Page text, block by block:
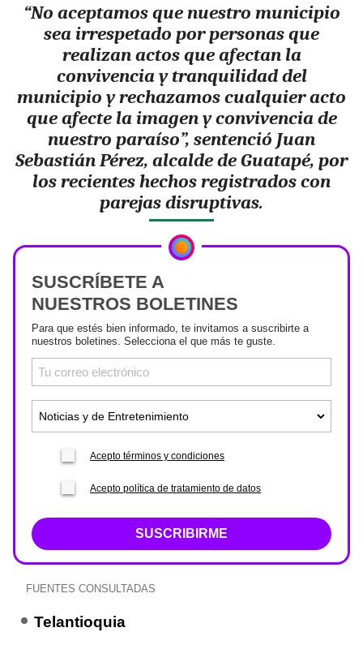
“No aceptamos que nuestro municipio
sea irrespetado por personas que
realizan actos que afectan la
convivencia y tranquilidad del
municipio y rechazamos cualquier acto
que afecte la imagen y convivencia de
nuestro paraíso”, sentenció Juan
Sebastián Pérez, alcalde de Guatapé, por
los recientes hechos registrados con
parejas disruptivas.
SUSCRÍBETE A
NUESTROS BOLETINES
Para que estés bien informado, te invitamos a suscribirte a
nuestros boletines. Selecciona el que más te guste.
Acepto términos y condiciones
Acepto política de tratamiento de datos
SUSCRIBIRME
FUENTES CONSULTADAS
Telantioquia